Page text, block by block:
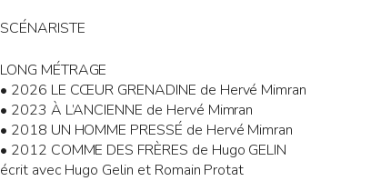
SCÉNARISTE
LONG MÉTRAGE
• 2026 LE CŒUR GRENADINE de Hervé Mimran
• 2023 À L’ANCIENNE de Hervé Mimran
• 2018 UN HOMME PRESSÉ de Hervé Mimran
• 2012 COMME DES FRÈRES de Hugo GELIN
écrit avec Hugo Gelin et Romain Protat